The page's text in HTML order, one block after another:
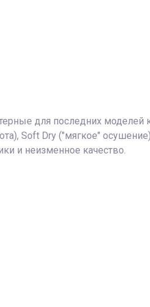
для последних моделей
Soft Dry ("мягкое"
и неизменное качество.